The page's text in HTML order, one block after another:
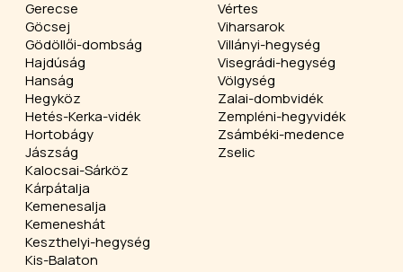
Gerecse
Göcsej
Gödöllői-dombság
Hajdúság
Hanság
Hegyköz
Hetés-Kerka-vidék
Hortobágy
Jászság
Kalocsai-Sárköz
Kárpátalja
Kemenesalja
Kemeneshát
Keszthelyi-hegység
Kis-Balaton
Vértes
Viharsarok
Villányi-hegység
Visegrádi-hegység
Völgység
Zalai-dombvidék
Zempléni-hegyvidék
Zsámbéki-medence
Zselic